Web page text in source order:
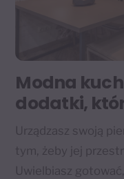
Modna
dodatki,
Urządzasz swoją
tym, żeby jej
Uwielbiasz